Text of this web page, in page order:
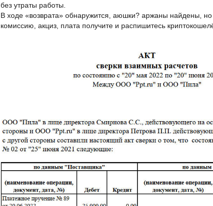
без утраты работы.
В ходе «возврата» обнаружится, аюшки? аржаны найдены, но
комиссию, акциз, плата получите и распишитесь